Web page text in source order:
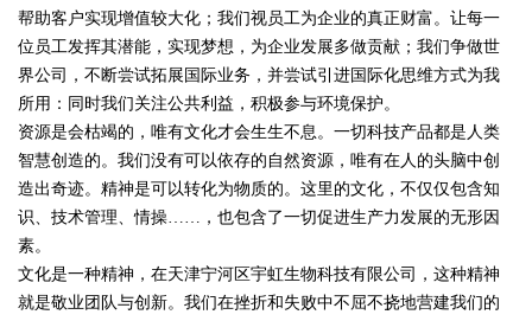
帮助客户实现增值较大化；我们视员工为企业的真正财富。让每一
位员工发挥其潜能，实现梦想，为企业发展多做贡献；我们争做世
界公司，不断尝试拓展国际业务，并尝试引进国际化思维方式为我
所用：同时我们关注公共利益，积极参与环境保护。
资源是会枯竭的，唯有文化才会生生不息。一切科技产品都是人类
智慧创造的。我们没有可以依存的自然资源，唯有在人的头脑中创
造出奇迹。精神是可以转化为物质的。这里的文化，不仅仅包含知
识、技术管理、情操……，也包含了一切促进生产力发展的无形因
素。
文化是一种精神，在天津宁河区宇虹生物科技有限公司，这种精神
就是敬业团队与创新。我们在挫折和失败中不屈不挠地营建我们的